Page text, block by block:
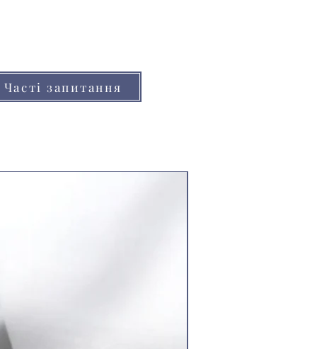
Часті запитання